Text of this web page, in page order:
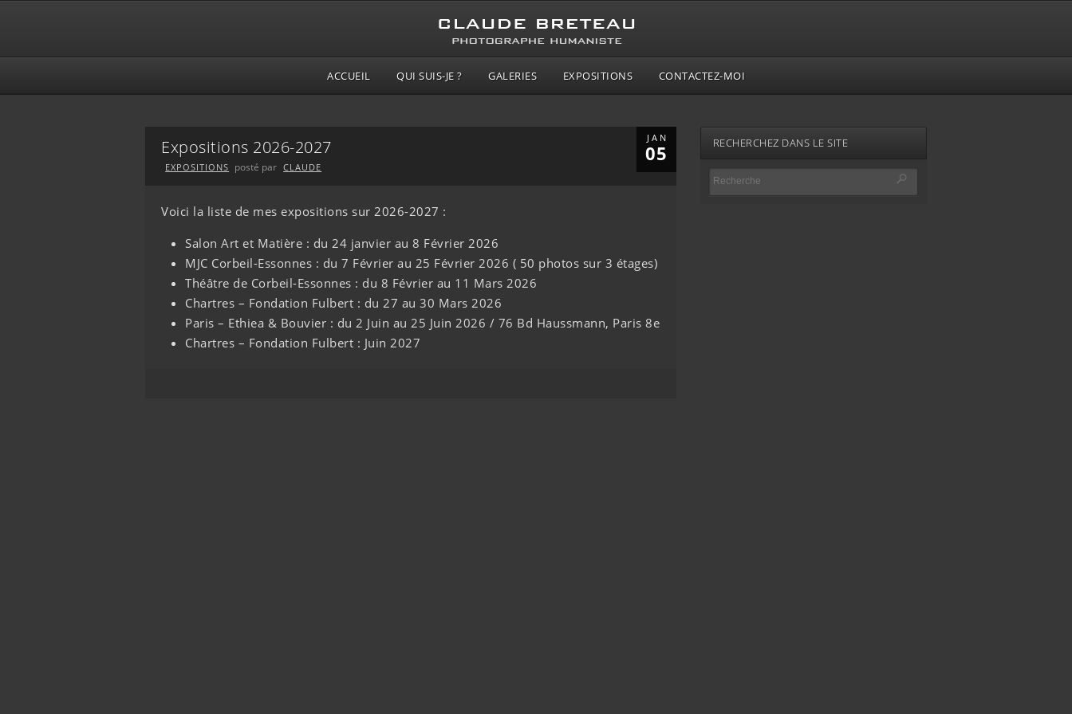
ACCUEIL QUI SUIS-JE ? GALERIES EXPOSITIONS CONTACTEZ-MOI
JAN
05
Expositions 2026-2027
EXPOSITIONS posté par CLAUDE
Voici la liste de mes expositions sur 2026-2027 :
Salon Art et Matière : du 24 janvier au 8 Février 2026
MJC Corbeil-Essonnes : du 7 Février au 25 Février 2026 ( 50 photos sur 3 étages)
Théâtre de Corbeil-Essonnes : du 8 Février au 11 Mars 2026
Chartres – Fondation Fulbert : du 27 au 30 Mars 2026
Paris – Ethiea & Bouvier : du 2 Juin au 25 Juin 2026 / 76 Bd Haussmann, Paris 8e
Chartres – Fondation Fulbert : Juin 2027
RECHERCHEZ DANS LE SITE